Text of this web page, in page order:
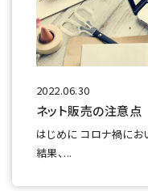
2022.06.30
ネット販売の注意点
はじめに コロナ禍に
結果、...